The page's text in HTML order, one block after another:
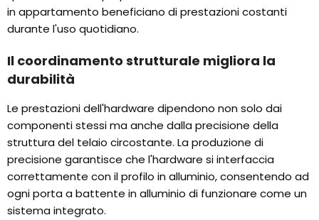
in appartamento beneficiano di prestazioni costanti
durante l'uso quotidiano.
Il coordinamento strutturale migliora la
durabilità
Le prestazioni dell'hardware dipendono non solo dai
componenti stessi ma anche dalla precisione della
struttura del telaio circostante. La produzione di
precisione garantisce che l'hardware si interfaccia
correttamente con il profilo in alluminio, consentendo ad
ogni porta a battente in alluminio di funzionare come un
sistema integrato.